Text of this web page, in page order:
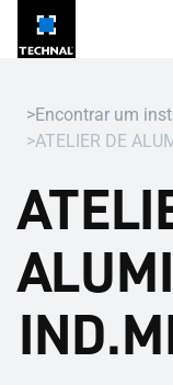
Encontrar um
ATELIER DE